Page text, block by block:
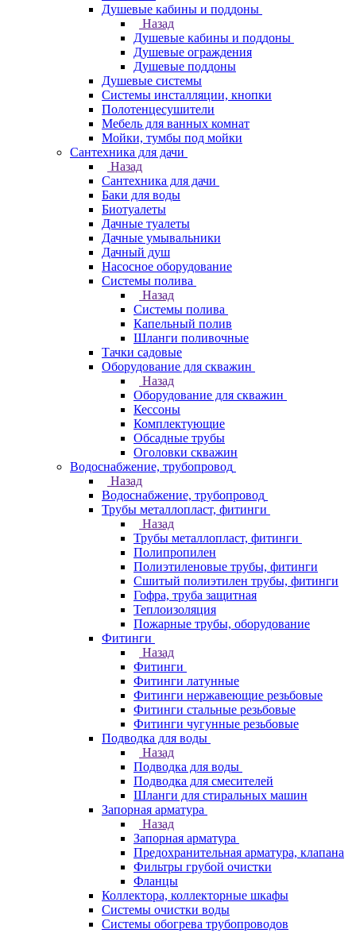
Душевые кабины и поддоны
Назад
Душевые кабины и поддоны
Душевые ограждения
Душевые поддоны
Душевые системы
Системы инсталляции, кнопки
Полотенцесушители
Мебель для ванных комнат
Мойки, тумбы под мойки
Сантехника для дачи
Назад
Сантехника для дачи
Баки для воды
Биотуалеты
Дачные туалеты
Дачные умывальники
Дачный душ
Насосное оборудование
Системы полива
Назад
Системы полива
Капельный полив
Шланги поливочные
Тачки садовые
Оборудование для скважин
Назад
Оборудование для скважин
Кессоны
Комплектующие
Обсадные трубы
Оголовки скважин
Водоснабжение, трубопровод
Назад
Водоснабжение, трубопровод
Трубы металлопласт, фитинги
Назад
Трубы металлопласт, фитинги
Полипропилен
Полиэтиленовые трубы, фитинги
Сшитый полиэтилен трубы, фитинги
Гофра, труба защитная
Теплоизоляция
Пожарные трубы, оборудование
Фитинги
Назад
Фитинги
Фитинги латунные
Фитинги нержавеющие резьбовые
Фитинги стальные резьбовые
Фитинги чугунные резьбовые
Подводка для воды
Назад
Подводка для воды
Подводка для смесителей
Шланги для стиральных машин
Запорная арматура
Назад
Запорная арматура
Предохранительная арматура, клапана
Фильтры грубой очистки
Фланцы
Коллектора, коллекторные шкафы
Системы очистки воды
Системы обогрева трубопроводов